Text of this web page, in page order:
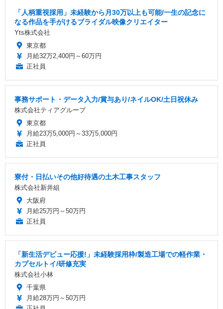
「人柄重視採用」未経験から月30万以上も可能/一生の記念に
なる作品を手がけるブライダル映像クリエイター
Yts株式会社
東京都
月給32万2,400円～60万円
正社員
事務サポート・データ入力/賞与あり/ネイルOK/土日祝休み
株式会社ティアグループ
東京都
月給23万5,000円～33万5,000円
正社員
寮付・日払いその他好待遇の土木工事スタッフ
株式会社新井組
大阪府
月給25万円～50万円
正社員
「新生活デビュー応援!」未経験採用枠/製造工場での軽作業・
カプセルトイ/研修充実
株式会社小林
千葉県
月給28万円～50万円